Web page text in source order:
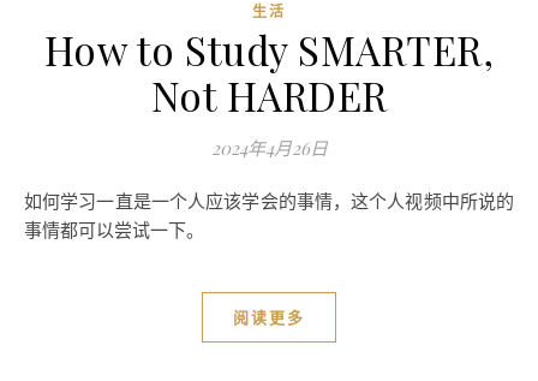
生活
How to Study SMARTER,
Not HARDER
2024年4月26日
如何学习一直是一个人应该学会的事情，这个人视频中所说的
事情都可以尝试一下。
阅读更多